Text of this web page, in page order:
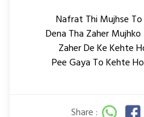
Nafrat Thi Mujhse
Dena Tha Zaher
Zaher De Ke Kehte
Pee Gaya To Kehte
Share :